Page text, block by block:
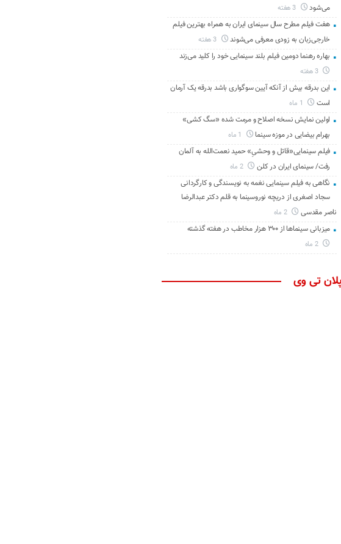
می‌شود
3 هفته
هفت فیلم مطرح سال سینمای ایران به همراه بهترین فیلم
خارجی‌زبان به زودی معرفی می‌شوند
3 هفته
بهاره رهنما دومین فیلم بلند سینمایی خود را کلید می‌زند
3 هفته
این بدرقه بیش از آنکه آیین سوگواری باشد بدرقه یک آرمان
است
اولین نمایش نسخه اصلاح و مرمت شده «سگ کشی»
بهرام بیضایی در موزه سینما
فیلم سینمایی«قاتل و وحشیِ» حمید نعمت‌الله به آلمان
رفت/ سینمای ایران در کلن
2 ماه
نگاهی به فیلم سینمایی نغمه به نویسندگی و کارگردانی
سجاد اصغری از دریچه نوروسینما به قلم دکتر عبدالرضا
ناصر مقدسی
2 ماه
میزبانی سینماها از ۳۰۰ هزار مخاطب در هفته گذشته
2 ماه
تی وی